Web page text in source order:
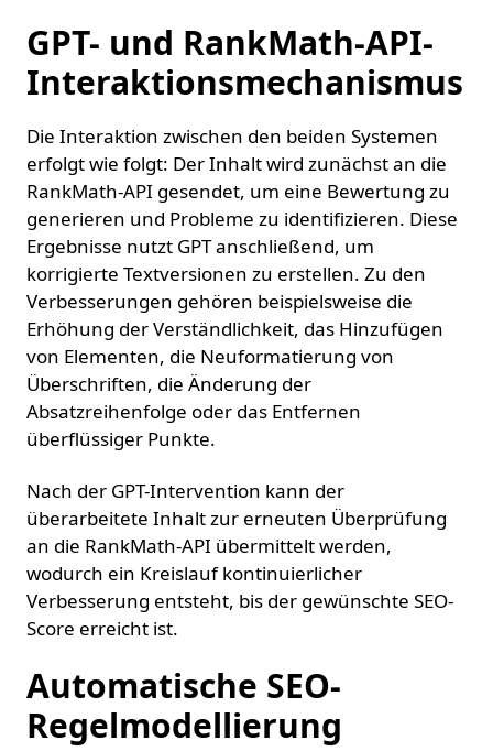
GPT- und RankMath-API-
Interaktionsmechanismus
Die Interaktion zwischen den beiden Systemen
erfolgt wie folgt: Der Inhalt wird zunächst an die
RankMath-API gesendet, um eine Bewertung zu
generieren und Probleme zu identifizieren. Diese
Ergebnisse nutzt GPT anschließend, um
korrigierte Textversionen zu erstellen. Zu den
Verbesserungen gehören beispielsweise die
Erhöhung der Verständlichkeit, das Hinzufügen
von Elementen, die Neuformatierung von
Überschriften, die Änderung der
Absatzreihenfolge oder das Entfernen
überflüssiger Punkte.
Nach der GPT-Intervention kann der
überarbeitete Inhalt zur erneuten Überprüfung
an die RankMath-API übermittelt werden,
wodurch ein Kreislauf kontinuierlicher
Verbesserung entsteht, bis der gewünschte SEO-
Score erreicht ist.
Automatische SEO-
Regelmodellierung